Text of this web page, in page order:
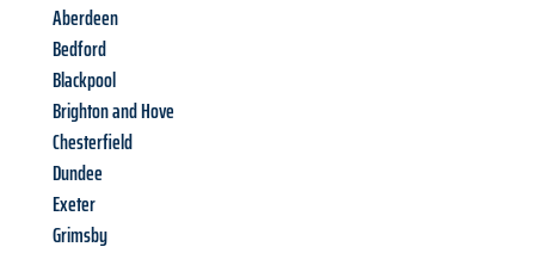
Aberdeen
Bedford
Blackpool
Brighton and Hove
Chesterfield
Dundee
Exeter
Grimsby